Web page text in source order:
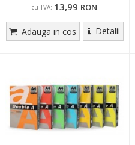
cu TVA: 13,99 RON
Adauga in cos Detalii